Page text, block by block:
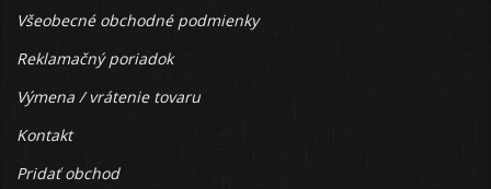
Všeobecné obchodné podmienky
Reklamačný poriadok
Výmena / vrátenie tovaru
Kontakt
Pridať obchod